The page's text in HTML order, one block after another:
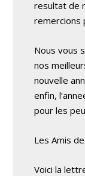
resultat de
remercions
Nous vous
nos
nouvelle
enfin,
pour les
Les Amis
Voici la